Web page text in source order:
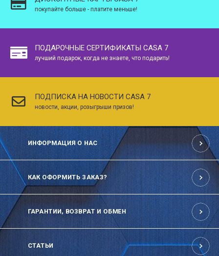
покупайте больше - платите меньше!
ПОДАРОЧНЫЕ СЕРТИФИКАТЫ CASA 7
лучший подарок, когда не знаете, что подарить!
ПОДПИСКА НА НОВОСТИ CASA 7
новости, акции, розыгрыши призов!
ИНФОРМАЦИЯ О НАС
КАК ОФОРМИТЬ ЗАКАЗ?
ГАРАНТИИ, ВОЗВРАТ И ОБМЕН
СТАТЬИ